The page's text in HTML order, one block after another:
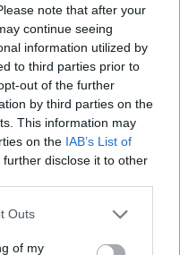
note that after your
continue seeing
information utilized by
to third parties prior to
out of the further
by third parties on the
This information may
on the IAB’s List of
further disclose it to other
Outs
of my
για να στείλετε το
Είσοδος